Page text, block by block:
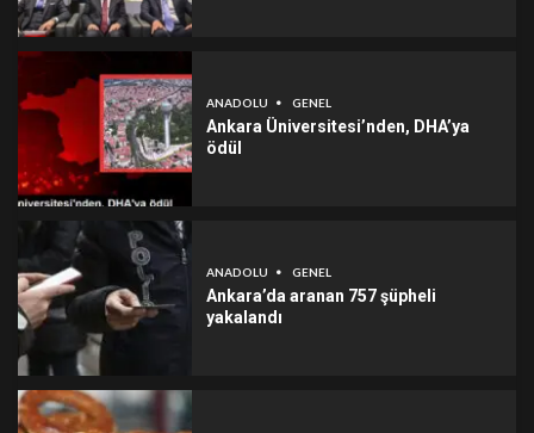
ANADOLU GENEL
Ankara Üniversitesi’nden, DHA’ya
ödül
ANADOLU GENEL
Ankara’da aranan 757 şüpheli
yakalandı